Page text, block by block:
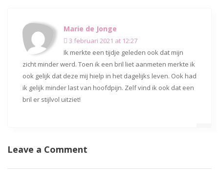
Marie de Jonge
3 februari 2021 at 12:27
Ik merkte een tijdje geleden ook dat mijn
zicht minder werd. Toen ik een bril liet aanmeten merkte ik
ook gelijk dat deze mij hielp in het dagelijks leven. Ook had
ik gelijk minder last van hoofdpijn. Zelf vind ik ook dat een
bril er stijlvol uitziet!
Leave a Comment